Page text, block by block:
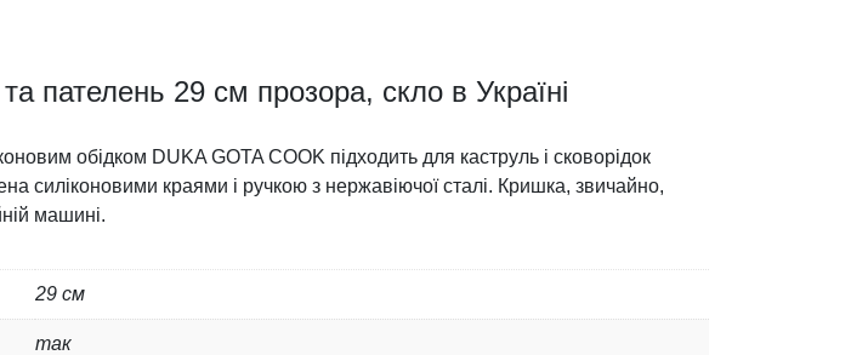
пателень 29 см прозора, скло в Україні
обідком DUKA GOTA COOK підходить для каструль і сковорідок
силіконовими краями і ручкою з нержавіючої сталі. Кришка, звичайно,
машині.
29 см
так